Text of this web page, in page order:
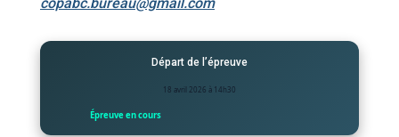
Départ de l’épreuve
18 avril 2026 à 14h30
Épreuve en cours